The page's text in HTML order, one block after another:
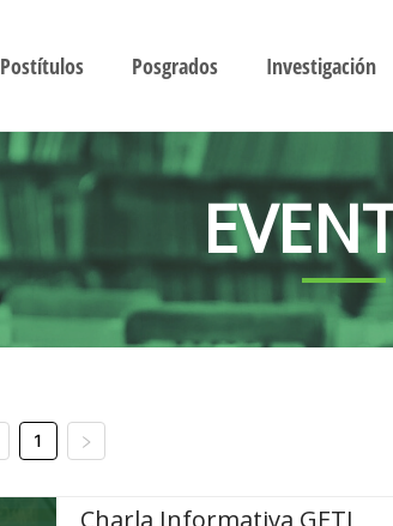
Postítulos Posgrados Investigación
1
Charla Informativa GETI